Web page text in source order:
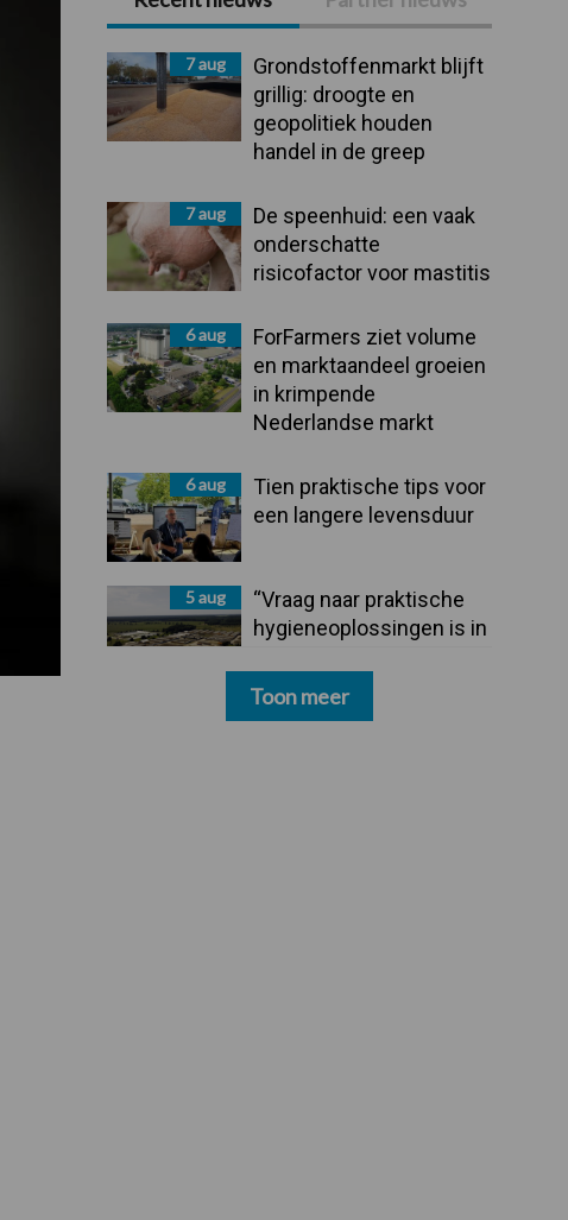
Primaire
Sidebar7 aug
Grondstoffenmarkt blijft
grillig: droogte en
geopolitiek houden
handel in de greep
7 aug
De speenhuid: een vaak
onderschatte
risicofactor voor mastitis
6 aug
ForFarmers ziet volume
en marktaandeel groeien
in krimpende
Nederlandse markt
6 aug
Tien praktische tips voor
een langere levensduur
5 aug
“Vraag naar praktische
hygieneoplossingen is in
Toon meer